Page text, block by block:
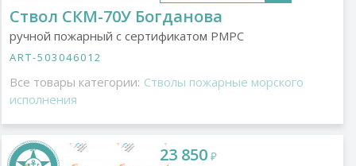
Ствол СКМ-70У Богданова
ручной пожарный с сертификатом РМРС
ART-503046012
Все товары категории: Стволы пожарные морского
исполнения
23 850 ₽